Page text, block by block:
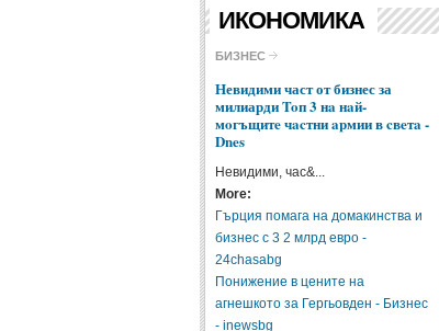
ИКОНОМИКА
БИЗНЕС
Невидими част от бизнес за
милиарди Toп 3 нa нaй-
мoгъщитe чacтни apмии в cвeтa -
Dnes
Невидими, час&...
More:
Гърция помага на домакинства и
бизнес с 3 2 млрд евро -
24chasabg
Понижение в цените на
агнешкото за Гергьовден - Бизнес
- inewsbg